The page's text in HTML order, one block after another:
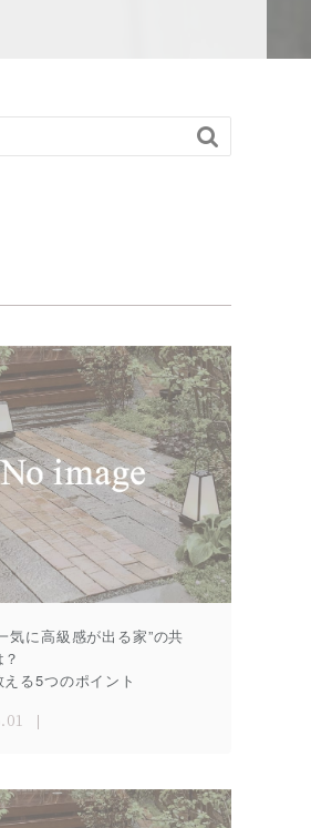

気に高級感が出る家”の共
る5つのポイント